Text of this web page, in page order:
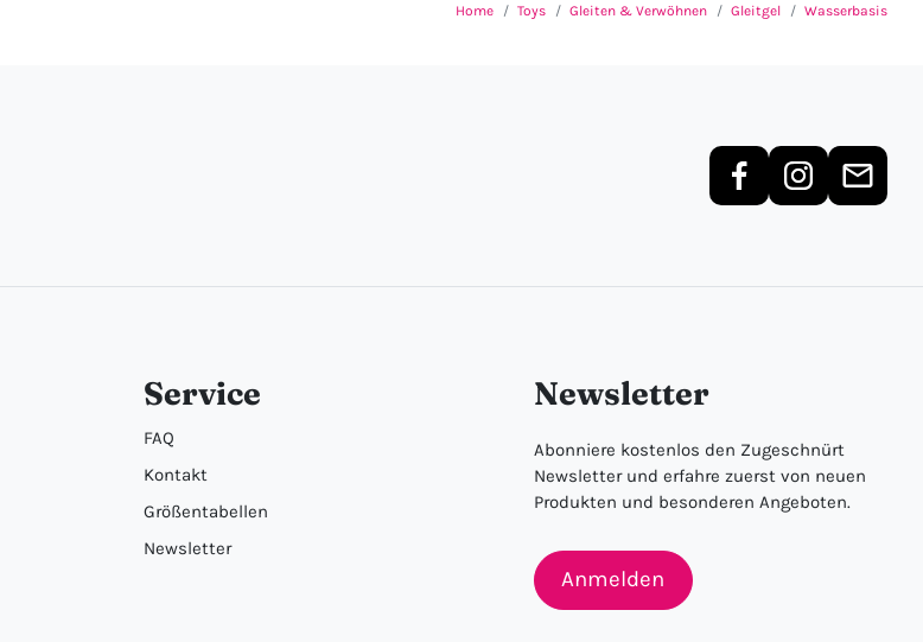
Home Toys Gleiten & Verwöhnen Gleitgel Wasserbasis
Service
FAQ
Kontakt
Größentabellen
Newsletter
Newsletter
Abonniere kostenlos den Zugeschnürt
Newsletter und erfahre zuerst von neuen
Produkten und besonderen Angeboten.
Anmelden